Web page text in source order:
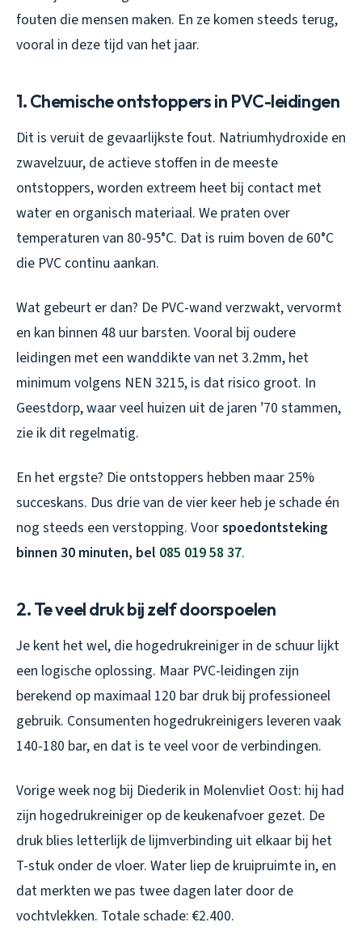
fouten die mensen maken. En ze komen steeds terug,
vooral in deze tijd van het jaar.
1. Chemische ontstoppers in PVC-leidingen
Dit is veruit de gevaarlijkste fout. Natriumhydroxide en
zwavelzuur, de actieve stoffen in de meeste
ontstoppers, worden extreem heet bij contact met
water en organisch materiaal. We praten over
temperaturen van 80-95°C. Dat is ruim boven de 60°C
die PVC continu aankan.
Wat gebeurt er dan? De PVC-wand verzwakt, vervormt
en kan binnen 48 uur barsten. Vooral bij oudere
leidingen met een wanddikte van net 3.2mm, het
minimum volgens NEN 3215, is dat risico groot. In
Geestdorp, waar veel huizen uit de jaren ’70 stammen,
zie ik dit regelmatig.
En het ergste? Die ontstoppers hebben maar 25%
succeskans. Dus drie van de vier keer heb je schade én
nog steeds een verstopping. Voorspoedontsteking
binnen 30 minuten, bel 085 019 58 37.
2. Te veel druk bij zelf doorspoelen
Je kent het wel, die hogedrukreiniger in de schuur lijkt
een logische oplossing. Maar PVC-leidingen zijn
berekend op maximaal 120 bar druk bij professioneel
gebruik. Consumenten hogedrukreinigers leveren vaak
140-180 bar, en dat is te veel voor de verbindingen.
Vorige week nog bij Diederik in Molenvliet Oost: hij had
zijn hogedrukreiniger op de keukenafvoer gezet. De
druk blies letterlijk de lijmverbinding uit elkaar bij het
T-stuk onder de vloer. Water liep de kruipruimte in, en
dat merkten we pas twee dagen later door de
vochtvlekken. Totale schade: €2.400.